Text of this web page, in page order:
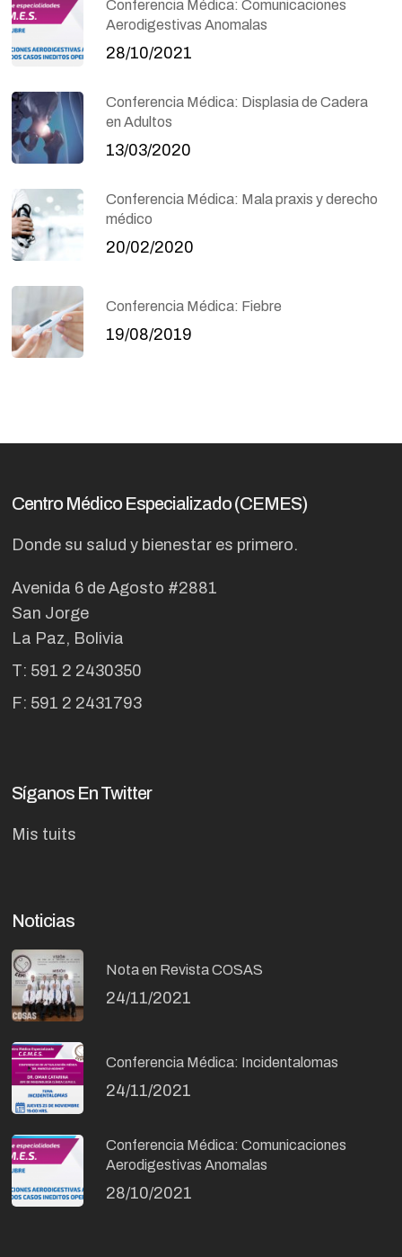
Conferencia Médica: Comunicaciones
Aerodigestivas Anomalas
28/10/2021
Conferencia Médica: Displasia de Cadera
en Adultos
13/03/2020
Conferencia Médica: Mala praxis y derecho
médico
20/02/2020
Conferencia Médica: Fiebre
19/08/2019
Centro Médico Especializado (CEMES)
Donde su salud y bienestar es primero.
Avenida 6 de Agosto #2881
San Jorge
La Paz, Bolivia
T: 591 2 2430350
F: 591 2 2431793
Síganos En Twitter
Mis tuits
Noticias
Nota en Revista COSAS
24/11/2021
Conferencia Médica: Incidentalomas
24/11/2021
Conferencia Médica: Comunicaciones
Aerodigestivas Anomalas
28/10/2021